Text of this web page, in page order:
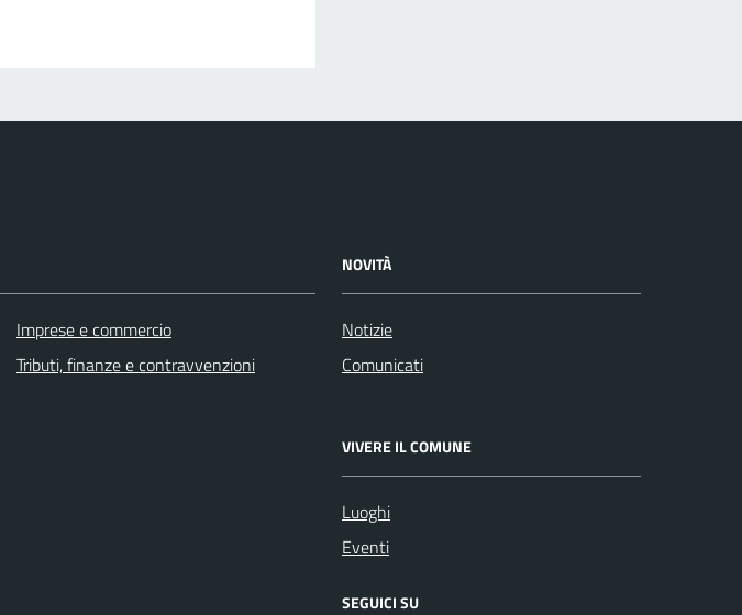
Imprese e commercio
Tributi, finanze e contravvenzioni
NOVITÀ
Notizie
Comunicati
VIVERE IL COMUNE
Luoghi
Eventi
SEGUICI SU